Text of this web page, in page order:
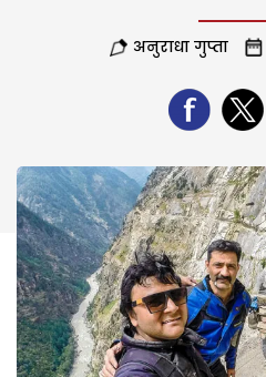
अनुराधा गुप्ता